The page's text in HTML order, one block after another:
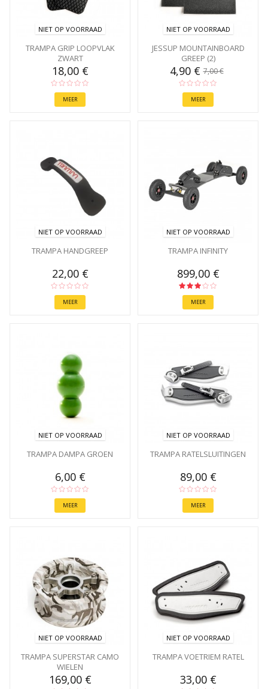
NIET OP VOORRAAD
TRAMPA GRIP LOOPVLAK
ZWART
18,00 €
MEER
NIET OP VOORRAAD
JESSUP MOUNTAINBOARD
GREEP (2)
4,90 €7,00 €
MEER
NIET OP VOORRAAD
TRAMPA HANDGREEP
22,00 €
MEER
NIET OP VOORRAAD
TRAMPA INFINITY
899,00 €
MEER
NIET OP VOORRAAD
TRAMPA DAMPA GROEN
6,00 €
MEER
NIET OP VOORRAAD
TRAMPA RATELSLUITINGEN
89,00 €
MEER
NIET OP VOORRAAD
TRAMPA SUPERSTAR CAMO
WIELEN
169,00 €
NIET OP VOORRAAD
TRAMPA VOETRIEM RATEL
33,00 €